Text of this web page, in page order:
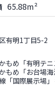
65.88m²
有明1丁目5-2
もめ「有明テ
もめ「お台場
「国際展示場